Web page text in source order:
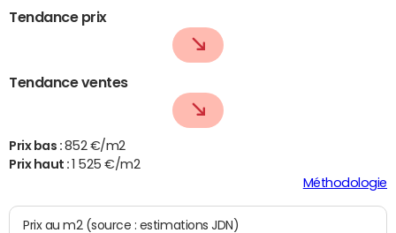
Tendance prix
Tendance ventes
Prix bas : 852 €/m2
Prix haut :1 525 €/m2
Méthodologie
Prix au m2 (source : estimations JDN)